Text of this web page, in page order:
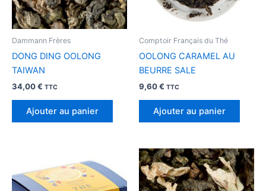
Dammann Frères
DONG DING OOLONG
TAIWAN
34,00€ TTC
Ajouter au panier
Comptoir Français du Thé
OOLONG CARAMEL AU
BEURRE SALE
9,60€ TTC
Ajouter au panier